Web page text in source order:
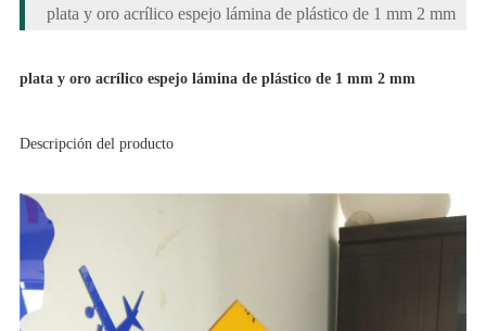
plata y oro acrílico espejo lámina de plástico de 1 mm 2 mm
plata y oro acrílico espejo lámina de plástico de 1 mm 2 mm
Descripción del producto